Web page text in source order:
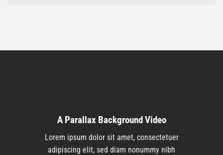
A Parallax Background Video
Lorem ipsum dolor sit amet, consectetuer
adipiscing elit, sed diam nonummy nibh